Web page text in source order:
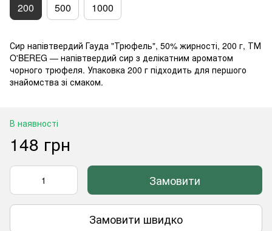
200 500 1000
Сир напівтвердий Гауда "Трюфель", 50% жирності, 200 г, ТМ
O'BEREG — напівтвердий сир з делікатним ароматом
чорного трюфеля. Упаковка 200 г підходить для першого
знайомства зі смаком.
В наявності
148 грн
Замовити
Замовити швидко